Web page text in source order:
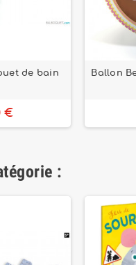
de bain
€
Ballon
: